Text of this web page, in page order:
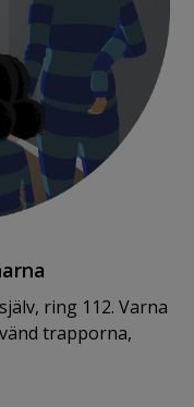
ring 112. Varna
trapporna,